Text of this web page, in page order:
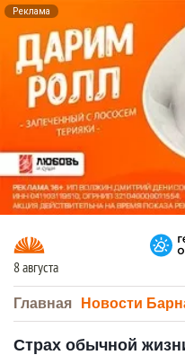
Реклама
8 августа
Главная Новости
Страх обычной